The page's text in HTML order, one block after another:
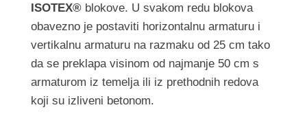
ISOTEX®blokove. U svakom redu blokova
obavezno je postaviti horizontalnu armaturu i
vertikalnu armaturu na razmaku od 25 cm tako
da se preklapa visinom od najmanje 50 cm s
armaturom iz temelja ili iz prethodnih redova
koji su izliveni betonom.